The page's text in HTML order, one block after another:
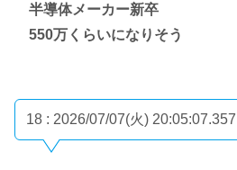
半導体メーカー新卒
550万くらいになりそう
18 : 2026/07/07(火) 20:05:07.357